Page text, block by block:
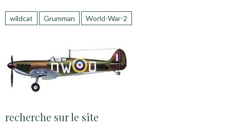
wildcat Grumman World-War-2
recherche sur le site